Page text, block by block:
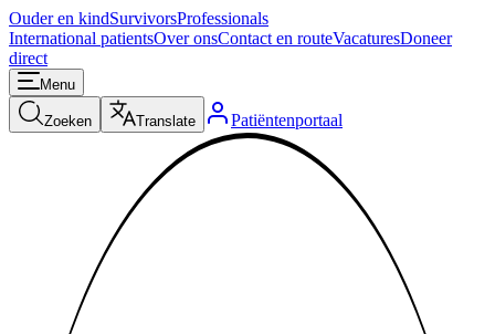
Ouder en kindSurvivorsProfessionals
International patientsOver onsContact en routeVacaturesDoneer
direct
Menu
Zoeken Translate Patiëntenportaal